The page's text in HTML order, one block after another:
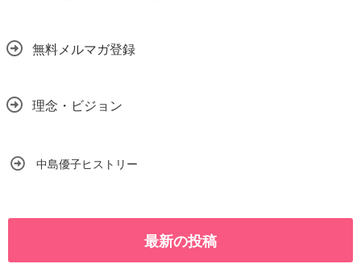
無料メルマガ登録
理念・ビジョン
中島優子ヒストリー
最新の投稿